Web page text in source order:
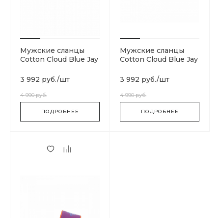
Мужские сланцы
Cotton Cloud Blue Jay
3 992 руб./шт
4 990 руб.
ПОДРОБНЕЕ
Мужские сланцы
Cotton Cloud Blue Jay
3 992 руб./шт
4 990 руб.
ПОДРОБНЕЕ